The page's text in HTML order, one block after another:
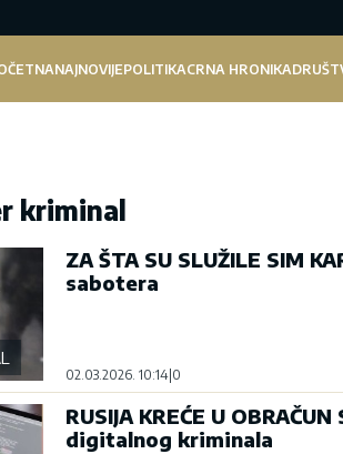
NAJNOVIJEPOLITIKACRNA HRONIKA
kriminal
ZA ŠTA SU SLUŽILE SIM
sabotera
02.03.2026. 10:14 0
RUSIJA KREĆE U
digitalnog kriminala